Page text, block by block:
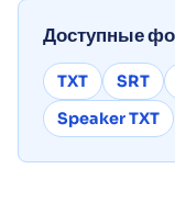
Доступные
TXT SRT
Speaker TXT